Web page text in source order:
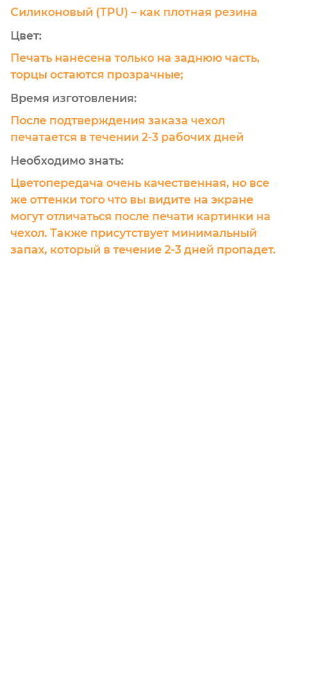
Силиконовый (TPU) – как плотная резина
Цвет:
Печать нанесена только на заднюю часть,
торцы остаются прозрачные;
Время изготовления:
После подтверждения заказа чехол
печатается в течении 2-3 рабочих дней
Необходимо знать:
Цветопередача очень качественная, но все
же оттенки того что вы видите на экране
могут отличаться после печати картинки на
чехол. Также присутствует минимальный
запах, который в течение 2-3 дней пропадет.